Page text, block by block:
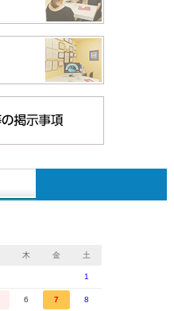
木 金 土
1
6 7 8